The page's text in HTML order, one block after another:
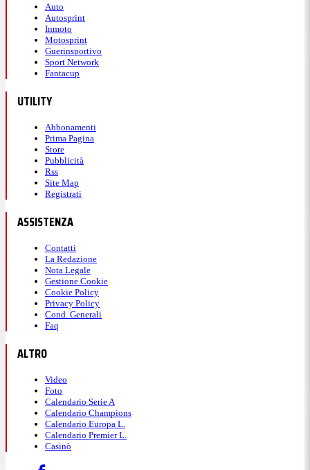
Auto
Autosprint
Inmoto
Motosprint
Guerinsportivo
Sport Network
Fantacup
UTILITY
Abbonamenti
Prima Pagina
Store
Pubblicità
Rss
Site Map
Registrati
ASSISTENZA
Contatti
La Redazione
Nota Legale
Gestione Cookie
Cookie Policy
Privacy Policy
Cond. Generali
Faq
ALTRO
Video
Foto
Calendario Serie A
Calendario Champions
Calendario Europa L.
Calendario Premier L.
Casinò